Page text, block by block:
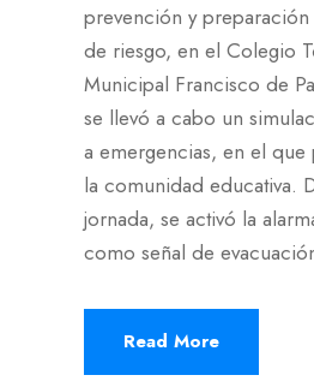
prevención y preparación
de riesgo, en el Colegio
Municipal Francisco de
se llevó a cabo un
a emergencias, en el
la comunidad educativa.
jornada, se activó la
como señal de
Read More